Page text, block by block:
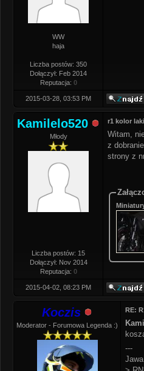
WW
haja
Liczba postów: 350
Dołączył: Feb 2014
Reputacja: 0
2015-03-28, 03:53 PM
Kamilelo520
Młody
Liczba postów: 15
Dołączył: Nov 2014
Reputacja: 0
r1 kolor
Witam,
z
strony z
2015-04-02, 08:23 PM
Koczis
Moderator - Forumowa Legenda :)
RE:
---